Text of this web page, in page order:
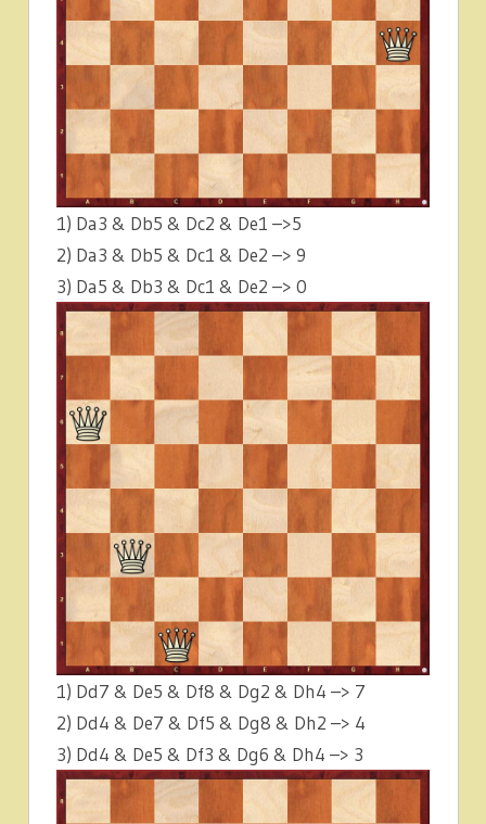
1) Da3 & Db5 & Dc2 & De1 –>5
2) Da3 & Db5 & Dc1 & De2 –> 9
3) Da5 & Db3 & Dc1 & De2 –> 0
1) Dd7 & De5 & Df8 & Dg2 & Dh4 –> 7
2) Dd4 & De7 & Df5 & Dg8 & Dh2 –> 4
3) Dd4 & De5 & Df3 & Dg6 & Dh4 –> 3